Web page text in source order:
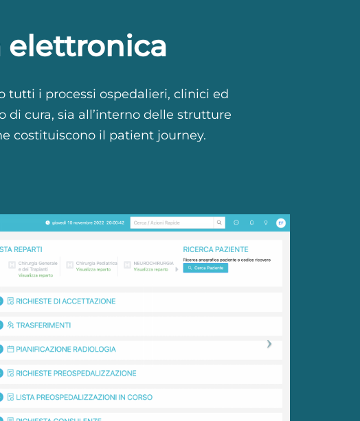
elettronica
tutti i processi ospedalieri, clinici ed
di cura, sia all’interno delle strutture
costituiscono il patient journey.